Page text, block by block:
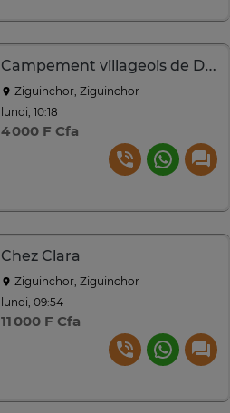
Campement villageois de Dindefelo
Ziguinchor, Ziguinchor
lundi, 10:18
4 000 F Cfa
Chez Clara
Ziguinchor, Ziguinchor
lundi, 09:54
11 000 F Cfa